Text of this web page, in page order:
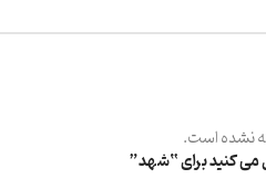
نشده است.
می کنید برای “شهد”